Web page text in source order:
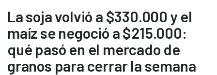
La soja volvió a $330.000 y el
maíz se negoció a $215.000:
qué pasó en el mercado de
granos para cerrar la semana